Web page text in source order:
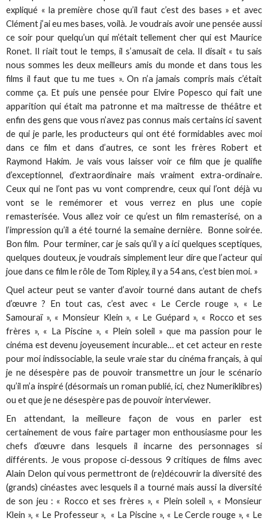
expliqué « la première chose qu’il faut c’est des bases » et avec
Clément j’ai eu mes bases, voilà. Je voudrais avoir une pensée aussi
ce soir pour quelqu’un qui m’était tellement cher qui est Maurice
Ronet. Il riait tout le temps, il s’amusait de cela. Il disait « tu sais
nous sommes les deux meilleurs amis du monde et dans tous les
films il faut que tu me tues ». On n’a jamais compris mais c’était
comme ça. Et puis une pensée pour Elvire Popesco qui fait une
apparition qui était ma patronne et ma maîtresse de théâtre et
enfin des gens que vous n’avez pas connus mais certains ici savent
de qui je parle, les producteurs qui ont été formidables avec moi
dans ce film et dans d’autres, ce sont les frères Robert et
Raymond Hakim. Je vais vous laisser voir ce film que je qualifie
d’exceptionnel, d’extraordinaire mais vraiment extra-ordinaire.
Ceux qui ne l’ont pas vu vont comprendre, ceux qui l’ont déjà vu
vont se le remémorer et vous verrez en plus une copie
remasterisée. Vous allez voir ce qu’est un film remasterisé, on a
l’impression qu’il a été tourné la semaine dernière. Bonne soirée.
Bon film. Pour terminer, car je sais qu’il y a ici quelques sceptiques,
quelques douteux, je voudrais simplement leur dire que l’acteur qui
joue dans ce film le rôle de Tom Ripley, il y a 54 ans, c’est bien moi. »
Quel acteur peut se vanter d’avoir tourné dans autant de chefs
d’œuvre ? En tout cas, c’est avec « Le Cercle rouge », « Le
Samouraï », « Monsieur Klein », « Le Guépard », « Rocco et ses
frères », « La Piscine », « Plein soleil » que ma passion pour le
cinéma est devenu joyeusement incurable… et cet acteur en reste
pour moi indissociable, la seule vraie star du cinéma français, à qui
je ne désespère pas de pouvoir transmettre un jour le scénario
qu’il m’a inspiré (désormais un roman publié, ici, chez Numeriklibres)
ou et que je ne désespère pas de pouvoir interviewer.
En attendant, la meilleure façon de vous en parler est
certainement de vous faire partager mon enthousiasme pour les
chefs d’œuvre dans lesquels il incarne des personnages si
différents. Je vous propose ci-dessous 9 critiques de films avec
Alain Delon qui vous permettront de (re)découvrir la diversité des
(grands) cinéastes avec lesquels il a tourné mais aussi la diversité
de son jeu : « Rocco et ses frères », « Plein soleil », « Monsieur
Klein », « Le Professeur », « La Piscine », « Le Cercle rouge », « Le